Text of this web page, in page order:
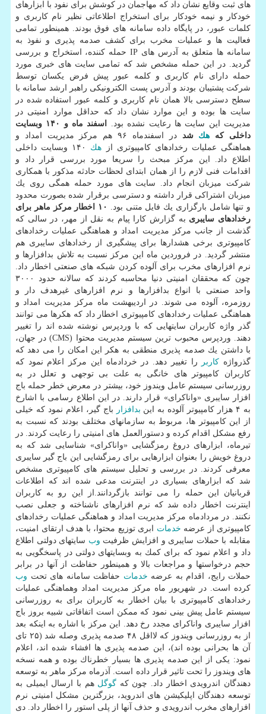
های ثبت وقایع نشان داد كه مهاجمان در كوشش برای نفود با ابزارهای
خودكار و نیمه خودكار برای استخراج اطلاعاتی نظیر نام كاربری و
كلمات عبور، در پایگاه داده سامانه های فوق بودند. همینطور تمامی
فعالیت ها و عملیات مخرب برای كشف صدمه پذیری و نفوذ به
سامانه ها متعلق به آدرس های IP حمله كننده، استخراج و بررسی
گردید. در این حمله مشخص شد كه تمامی سایت های خبری مورد
حمله دارای نام كاربری و كلمه عبور پیش فرض یكسان توسط
شركت پشتیبان بودند و آدرس پست الكترونیكی راهبر ارشد سامانه با
سطح دسترسی بالا همان نام كاربری و كلمه عبور استفاده شده در
سایت ها بوده و این موارد نشان داد كه حداقل موارد امنیتی در
مدیریت این سایت ها رعایت نشده بود.
اسفند ماه و ۱۴۰ وبسایت
داخلی كه هك شد
در اسفندماه ۹۶ هم مركز مدیریت امداد و
هماهنگی عملیات رخدادهای كامپیوتری از هك
۱۴۰ وبسایت داخلی
اطلاع داد. این مركز مبحث را سریعا مورد بررسی قرار داد و
اقدامات فنی لازم را از همان ابتدای لحظات حادثه مذكور با همكاری
شركت میزبان انجام داد. سایت های مورد حمله همگی روی یك
میزبان اشتراكی قرار داشته و دسترسی برقرار شده بصورت محدود
و تنها شامل بارگزاری یك فایل متنی بود.
۱۰ اخطار مركز ماهر برای
رخدادهای سایبری به گزارش كارا پیام به نقل از مهر، در سالی كه
گذشت از جانب مركز مدیریت امداد و هماهنگی عملیات رخدادهای
كامپیوتری برخی هشدارها برای پیشگیری از رخدادهای سایبری هم
منتشر گردید. در فروردین ماه این مركز نسبت به تلاش بدافزارها و
نرم افزارهای مخرب برای آلوده كردن شبكه های صنعتی اخطار داد.
چون كه محققان امنیتی دنیا محاسبه كردند كه سالانه حدود ۳۰۰۰
واحد صنعتی با انواع بدافزارها و نرم افزارهای غیرهدف دار و
روزمره، آلوده می شوند. در اردیبهشت ماه مركز مدیریت امداد و
هماهنگی عملیات رخدادهای كامپیوتری اخطار داد كه هكرها می توانند
گذر واژه كاربران سایت‏هایی كه با وردپرس نوشته شده ‏اند را تغییر
دهند. وردپرس محبوب ترین سیستم مدیریت محتوا (CMS) در جهان،
با داشتن یك صدمه پذیری منطقی به هكر این امكان را می دهد كه
گذرواژه‏ كاربر
را تغییر دهد. در خردادماه این مركز اعلام نمود كه
كاربران كامپیوتر های خانگی به علت بی توجهی و تعلل در به
روزرسانی سیستم عامل ویندوز خود، بیشتر در معرض خطر حمله باج
افزار سایبری «واناكرای» قرار دارند. در این اطلاع رسامی با اشارخ
به ۴ هزار كامپیوتر آلوده به این
بدافزار
باج گیر، اعلام نمود كه خیلی
از این كامپیوتر ها، مربوط به سازمانهای مختلف بودند كه نسبت به
رفع مشكل اقدام كرده و دستورالعمل های امنیتی را رعایت كردند. در
تیرماه، ابزارهای دروغ رمزگشایی «واناكرای» شناسایی شد كه به
دروغ خویش را بعنوان ابزارهایی برای رمزگشایی این باج گیر سایبری
معرفی كردند. در بررسی و تحلیل سیستم های كامپیوتری مشخص
شد كه ابزارهای بسیاری در اینترنت مدعی شده اند كه اطلاعات
قربانیان این حمله را می توانند بازگردانند.از این رو به كاربران
اینترنت اخطار داده شد كه نرم افزارهای ناشناخته و جعلی نصب
نكنند. در مردادماه مركز مدیریت امداد و هماهنگی عملیات رخدادهای
كامپیوتری از عرضه خدمات ابری توزیع محتوا، با هدف ارتقای امنیت،
مقابله با حملات سایبری و افزایش ظرفیت وب سایتهای دولتی اطلاع
داد و اعلام نمود كه برای كمك به وبسایتهای دولتی در پاسخگویی به
حجم درخواستها و مراجعات بالا و همینطور حفاظت از آنها در برابر
حملات رایج، اقدام به عرضه خدمات حفاظت سامانه های تحت وب
كرده است. در شهریور ماه مركز مدیریت امداد وهماهنگی عملیات
رخدادهای كامپیوتری با بیان اخطار به كاربران برای به روزرسانی
سیستم عامل پیش بینی نمود كه ممكن است اتفاقاتی شبیه بروز باج
افزار سایبری واناكرای مجدد رخ دهد. این مركز با اشاره به اینكه بعد
از به روزرسانی ویندوز كه لااقل ۴۸ صدمه پذیری وصله شد (۲۵ تای
آن ها بحرانی بوده اند)، این صدمه پذیری ها افشاء شده اند، اعلام
نمود: یكی از این صدمه پذیری ها بسیار خطرناك بوده و همه نسخه
های ویندوز را تحت تاثیر قرار داده است. آذرماه مركز ماهر به توسعه
دهندگان اندرویدی اخطار داد. چون كه گوگل هم با ارسال ایمیلی به
توسعه دهندگان اپلیكیشن های اندروید، بزرگترین مشكل امنیتی نرم
افزارهای مخرب اندرویدی و حذف آنها از پلی استور را اخطار داد. دی